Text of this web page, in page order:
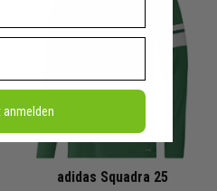
adidas Squadra 25